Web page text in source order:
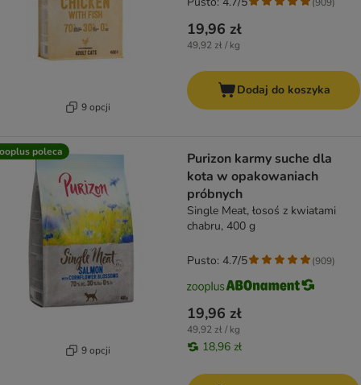
9 opcji
19,96 zł
49,92 zł / kg
Dodaj do koszyka
poleca
9 opcji
Purizon karmy suche dla
kota w opakowaniach
próbnych
Single Meat, łosoś z kwiatami
chabru, 400 g
19,96 zł
49,92 zł / kg
18,96 zł
Pusto: 4.7/5 (909)